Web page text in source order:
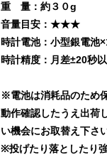
重 量：約３０g
音量目安：★★★
時計電池：小型銀電池
時計精度：月差±20秒
※電池は消耗品のため
動作確認したうえ出荷
い機会にお取替え下さい
※投げたり落としたり